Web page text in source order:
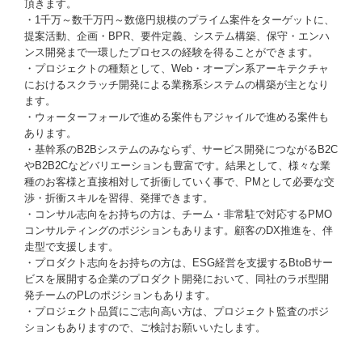
頂きます。
・1千万～数千万円～数億円規模のプライム案件をターゲットに、
提案活動、企画・BPR、要件定義、システム構築、保守・エンハ
ンス開発まで一環したプロセスの経験を得ることができます。
・プロジェクトの種類として、Web・オープン系アーキテクチャ
におけるスクラッチ開発による業務系システムの構築が主となり
ます。
・ウォーターフォールで進める案件もアジャイルで進める案件も
あります。
・基幹系のB2Bシステムのみならず、サービス開発につながるB2C
やB2B2Cなどバリエーションも豊富です。結果として、様々な業
種のお客様と直接相対して折衝していく事で、PMとして必要な交
渉・折衝スキルを習得、発揮できます。
・コンサル志向をお持ちの方は、チーム・非常駐で対応するPMO
コンサルティングのポジションもあります。顧客のDX推進を、伴
走型で支援します。
・プロダクト志向をお持ちの方は、ESG経営を支援するBtoBサー
ビスを展開する企業のプロダクト開発において、同社のラボ型開
発チームのPLのポジションもあります。
・プロジェクト品質にご志向高い方は、プロジェクト監査のポジ
ションもありますので、ご検討お願いいたします。